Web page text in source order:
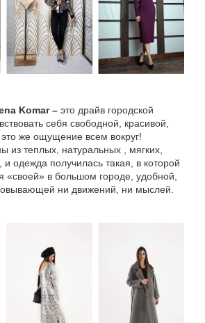
Komar – это драйв городской
себя свободной, красивой,
же ощущение всем вокруг!
из теплых, натуральных , мягких,
и одежда получилась такая, в которой
«своей» в большом городе, удобной,
ни движений, ни мыслей.